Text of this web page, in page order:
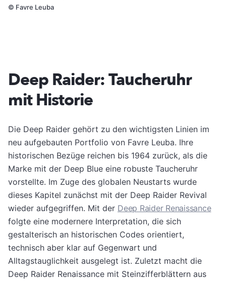
© Favre Leuba
Deep Raider: Taucheruhr
mit Historie
Die Deep Raider gehört zu den wichtigsten Linien im
neu aufgebauten Portfolio von Favre Leuba. Ihre
historischen Bezüge reichen bis 1964 zurück, als die
Marke mit der Deep Blue eine robuste Taucheruhr
vorstellte. Im Zuge des globalen Neustarts wurde
dieses Kapitel zunächst mit der Deep Raider Revival
wieder aufgegriffen. Mit der Deep Raider Renaissance
folgte eine modernere Interpretation, die sich
gestalterisch an historischen Codes orientiert,
technisch aber klar auf Gegenwart und
Alltagstauglichkeit ausgelegt ist. Zuletzt macht die
Deep Raider Renaissance mit Steinzifferblättern aus